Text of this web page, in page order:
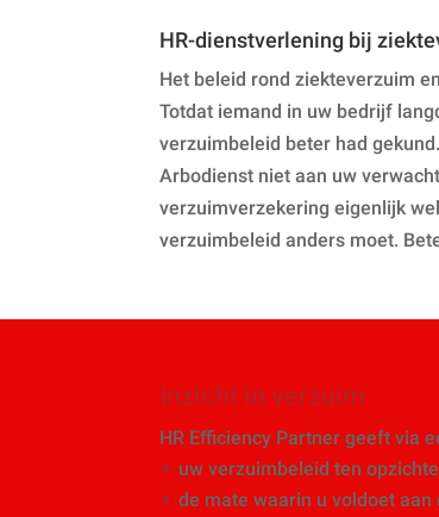
HR-dienstverlening bij
Het beleid rond ziekteverzuim
Totdat iemand in uw bedrijf
verzuimbeleid beter had
Arbodienst niet aan uw
verzuimverzekering eigenlijk
verzuimbeleid anders moet.
Inzicht in verzuim
HR Efficiency Partner geeft via
uw verzuimbeleid ten
de mate waarin u voldoet